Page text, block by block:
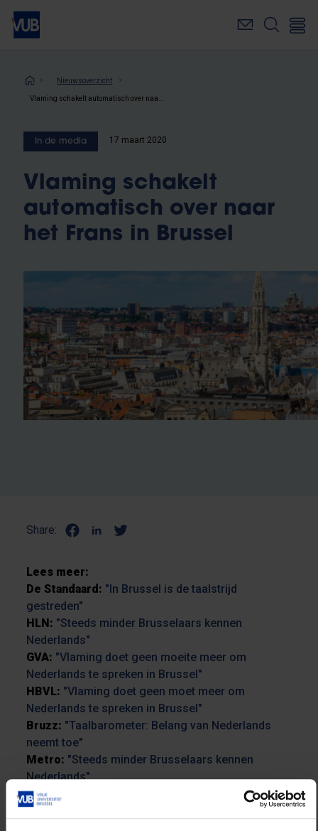
Overslaan
naar
inhoudKruimelpad
Nieuwsoverzicht
In de media 17 maart 2020
Vlaming schakelt
automatisch over naar
het Frans in Brussel
Share:
Lees meer:
De Standaard: "In Brussel is de taalstrijd
gestreden"
HLN: "Steeds minder Brusselaars kennen
Nederlands"
GVA: "Vlaming doet geen moeite meer om
Nederlands te spreken in Brussel"
HBVL: "Vlaming doet geen moet meer om
Nederlands te spreken in Brussel"
Bruzz: "Taalbarometer: Belang van Nederlands
neemt toe"
Metro: "Steeds minder Brusselaars kennen
Nederlands"